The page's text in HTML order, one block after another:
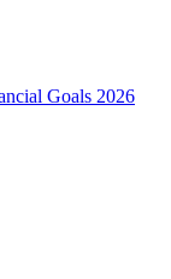
Goals 2026